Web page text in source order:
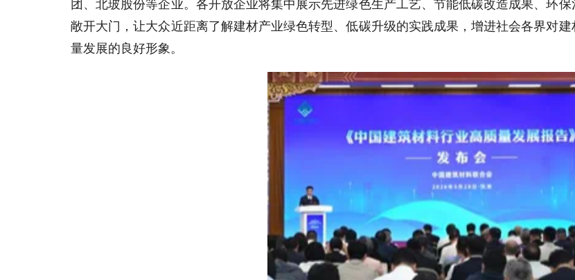
团、北玻股份等企业。各开放企业将集中展示先进绿色生产工艺、节能低碳改造成果、环
敞开大门，让大众近距离了解建材产业绿色转型、低碳升级的实践成果，增进社会各界对
量发展的良好形象。